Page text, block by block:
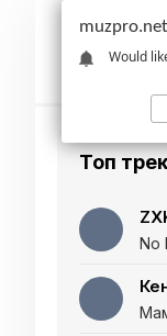
Топ
No
muzpro.net
Would